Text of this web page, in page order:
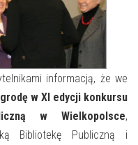
informacją, że we
w XI edycji konkursu
w Wielkopolsce,
Bibliotekę Publiczną i